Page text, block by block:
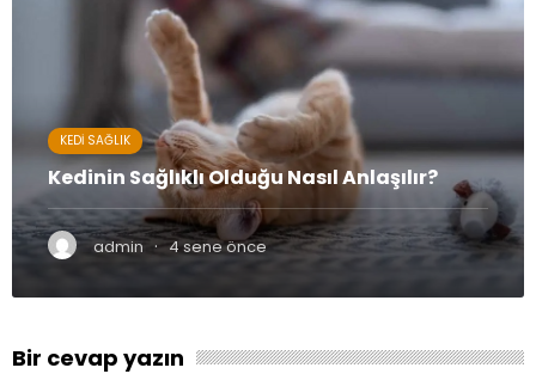
KEDI SAĞLIK
Kedinin Sağlıklı Olduğu Nasıl Anlaşılır?
admin · 4 sene önce
Bir cevap yazın